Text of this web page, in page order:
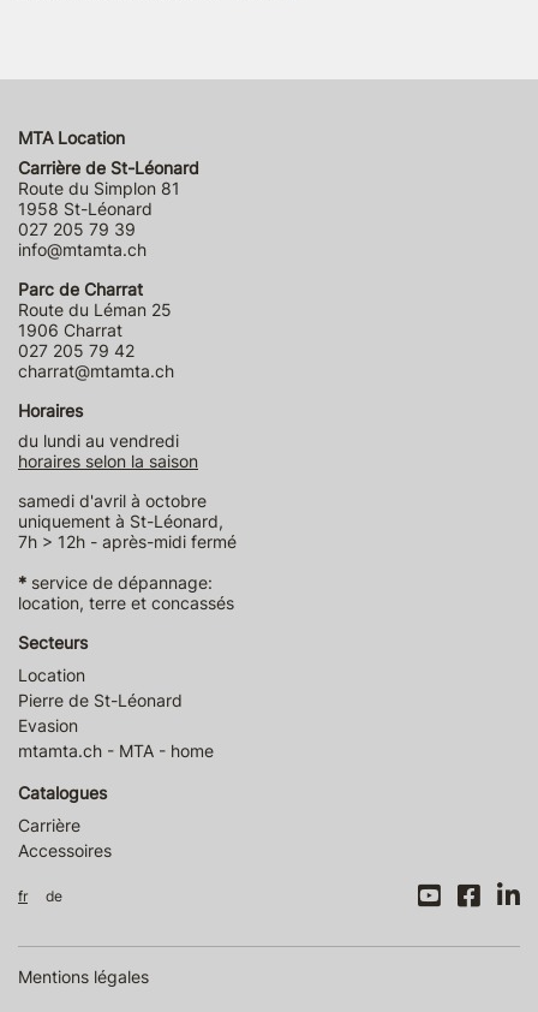
MTA Location
Carrière de St-Léonard
Route du Simplon 81
1958 St-Léonard
027 205 79 39
info@mtamta.ch
Parc de Charrat
Route du Léman 25
1906 Charrat
027 205 79 42
charrat@mtamta.ch
Horaires
du lundi au vendredi
horaires selon la saison
samedi d'avril à octobre
uniquement à St-Léonard,
7h > 12h - après-midi fermé
* service de dépannage:
location, terre et concassés
Secteurs
Location
Pierre de St-Léonard
Evasion
mtamta.ch - MTA - home
Catalogues
Carrière
Accessoires
fr de
Mentions légales